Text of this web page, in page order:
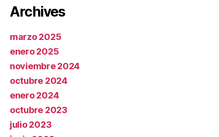
Archives
marzo 2025
enero 2025
noviembre 2024
octubre 2024
enero 2024
octubre 2023
julio 2023